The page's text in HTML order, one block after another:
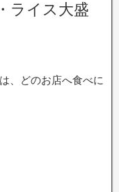
ライス大盛
、どのお店へ食べに